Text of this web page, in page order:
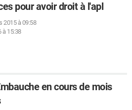
pour avoir droit à l'apl
2015 à 09:58
à 15:38
en cours de mois